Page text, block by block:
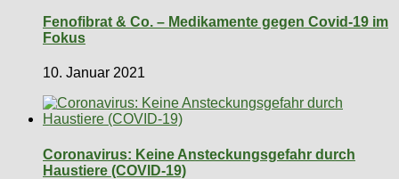
Fenofibrat & Co. – Medikamente gegen Covid-19 im
Fokus
10. Januar 2021
Coronavirus: Keine Ansteckungsgefahr durch
Haustiere (COVID-19)